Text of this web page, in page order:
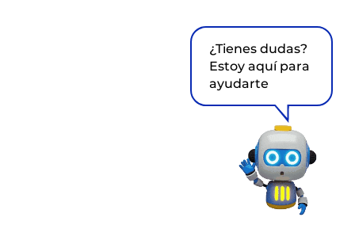
¿Tienes dudas?
Estoy aquí para
ayudarte